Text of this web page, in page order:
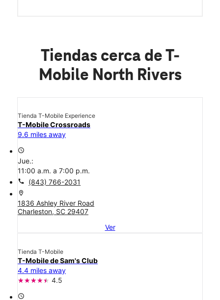
Tiendas cerca de T-
Mobile North Rivers
Tienda T-Mobile Experience
T-Mobile Crossroads
9.6 miles away
access_time
Jue.:
11:00 a.m. a 7:00 p.m.
call (843) 766-2031
location_on
1836 Ashley River Road
Charleston, SC 29407
Ver
Tienda T-Mobile
T-Mobile de Sam's Club
4.4 miles away
4.5
access_time